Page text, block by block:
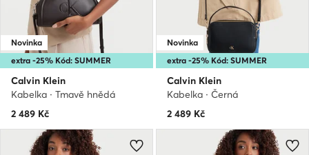
extra -25% Kód: SUMMER
Novinka
Calvin Klein
Kabelka · Tmavě hnědá
2 489 Kč
extra -25% Kód: SUMMER
Novinka
Calvin Klein
Kabelka · Černá
2 489 Kč